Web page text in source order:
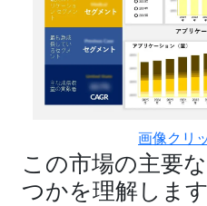
画像クリ
この市場の主要
つかを理解します